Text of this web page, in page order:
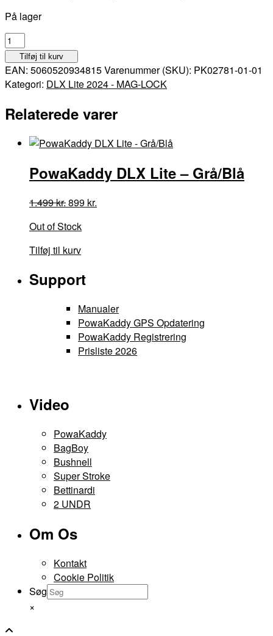
På lager
PowaKaddy
DLX
Lite
-
antal
Tilføj til kurv
EAN: 5060520934815Varenummer (SKU): PK02781-01-01
Kategori: DLX Lite 2024 - MAG-LOCK
Relaterede varer
PowaKaddy DLX Lite – Grå/Blå
1.499kr.Den
pris
1.499 kr..
899 kr.
Out of Stock
Tilføj til kurv
Support
Manualer
PowaKaddy GPS Opdatering
PowaKaddy Registrering
Prisliste 2026
Video
PowaKaddy
BagBoy
Bushnell
Super Stroke
Bettinardi
2 UNDR
Om Os
Kontakt
Cookie Politik
Søg
×